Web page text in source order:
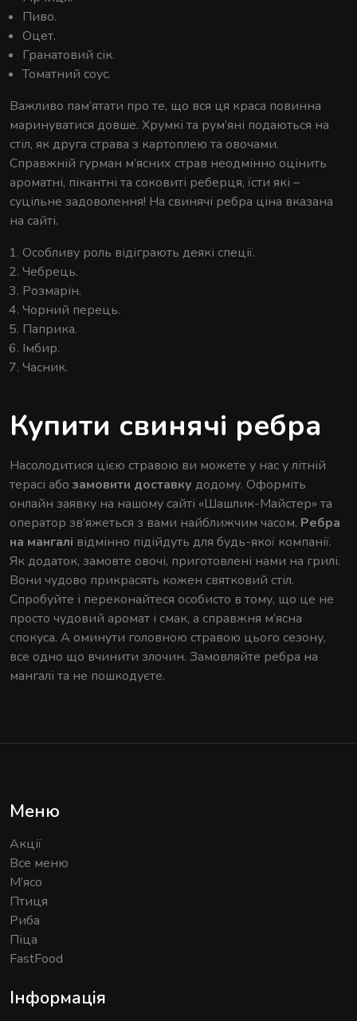
Пиво.
Оцет.
Гранатовий сік.
Томатний соус.
Важливо пам’ятати про те, що вся ця краса повинна
маринуватися довше. Хрумкі та рум’яні подаються на
стіл, як друга страва з картоплею та овочами.
Справжній гурман м’ясних страв неодмінно оцінить
ароматні, пікантні та соковиті реберця, їсти які –
суцільне задоволення! На свинячі ребра ціна вказана
на сайті.
Особливу роль відіграють деякі спеції.
Чебрець.
Розмарін.
Чорний перець.
Паприка.
Імбир.
Часник.
Купити свинячі ребра
Насолодитися цією стравою ви можете у нас у літній
терасі абозамовити доставку додому. Оформіть
онлайн заявку на нашому сайті «Шашлик-Майстер» та
оператор зв’яжеться з вами найближчим часом. Ребра
на мангалі відмінно підійдуть для будь-якої компанії.
Як додаток, замовте овочі, приготовлені нами на грилі.
Вони чудово прикрасять кожен святковий стіл.
Спробуйте і переконайтеся особисто в тому, що це не
просто чудовий аромат і смак, а справжня м’ясна
спокуса. А оминути головною стравою цього сезону,
все одно що вчинити злочин. Замовляйте ребра на
мангалі та не пошкодуєте.
Меню
Акції
Все меню
М’ясо
Птиця
Риба
Піца
FastFood
Інформація